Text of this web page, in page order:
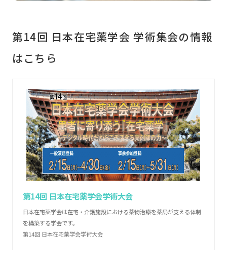
第14回 日本在宅薬学会 学術集会の情報
はこちら
第14回 日本在宅薬学会学術大会
日本在宅薬学会は在宅・介護施設における薬物治療を薬局が支える体制
を構築する学会です。
第14回 日本在宅薬学会学術大会